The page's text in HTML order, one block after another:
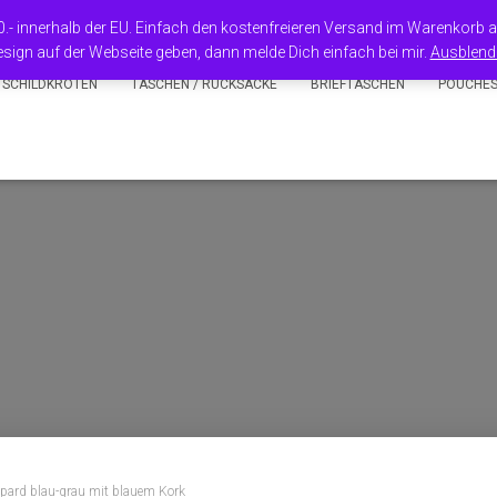
der EU. Einfach den kostenfreieren Versand im
auf der Webseite geben, dann melde Dich einfach bei mir.
TASCHEN / RUCKSÄCKE BRIEFTASCHEN POUCHES
blau-grau mit blauem Kork